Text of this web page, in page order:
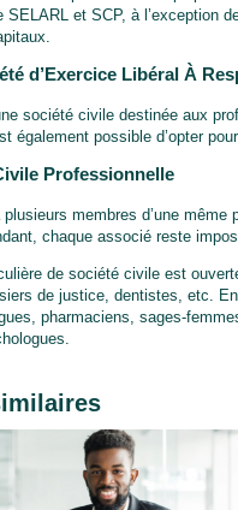
SELARL et SCP, à l’exception
d’Exercice Libéral À
société civile destinée aux
également possible d’opter
Professionnelle
membres d’une même
chaque associé reste
de société civile est
de justice, dentistes, etc.
pharmaciens, sages-